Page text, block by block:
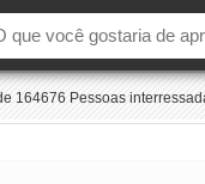
164676 Pessoas